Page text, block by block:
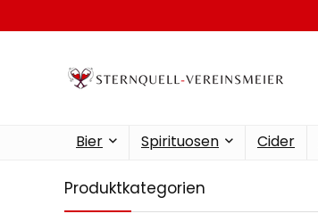
Bier Spirituosen Cider
Produktkategorien